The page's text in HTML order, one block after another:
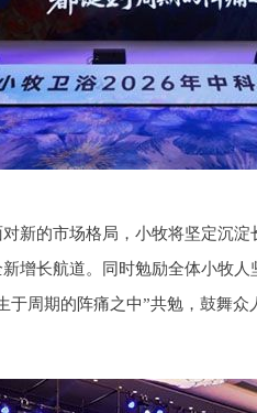
新的市场格局，小牧将坚定沉
增长航道。同时勉励全体小牧
周期的阵痛之中”共勉，鼓舞众